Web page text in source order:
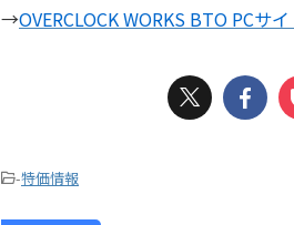
→OVERCLOCK WORKS BTO PCサイ
-特価情報